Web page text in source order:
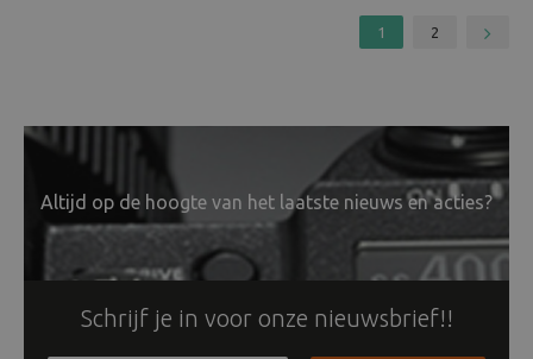
1 2
Altijd op de hoogte van het laatste nieuws en acties?
Schrijf je in voor onze nieuwsbrief!!